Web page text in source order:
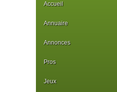
Accueil
Annuaire
Annonces
Pros
Jeux